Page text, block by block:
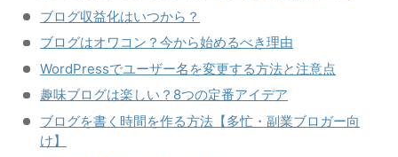
ブログ収益化はいつから？
ブログはオワコン？今から始めるべき理由
WordPressでユーザー名を変更する方法と注意点
趣味ブログは楽しい？8つの定番アイデア
ブログを書く時間を作る方法【多忙・副業ブロガー向
け】